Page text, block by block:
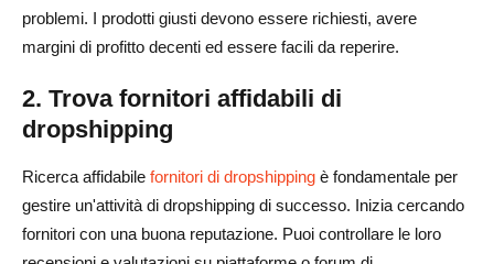
problemi. I prodotti giusti devono essere richiesti, avere
margini di profitto decenti ed essere facili da reperire.
2. Trova fornitori affidabili di
dropshipping
Ricerca affidabile fornitori di dropshipping è fondamentale per
gestire un'attività di dropshipping di successo. Inizia cercando
fornitori con una buona reputazione. Puoi controllare le loro